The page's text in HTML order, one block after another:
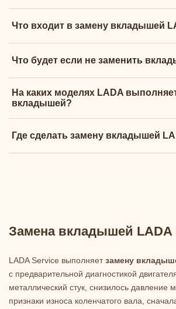
Позвонить +7 706 808
Что входит в замену вкладышей
Что будет если не заменить
На каких моделях LADA
вкладышей?
Где сделать замену вкладышей
Замена вкладышей
LADA Service выполняетзамену
с предварительной диагностикой
металлический стук, снизилось давление
признаки износа коленчатого вала,